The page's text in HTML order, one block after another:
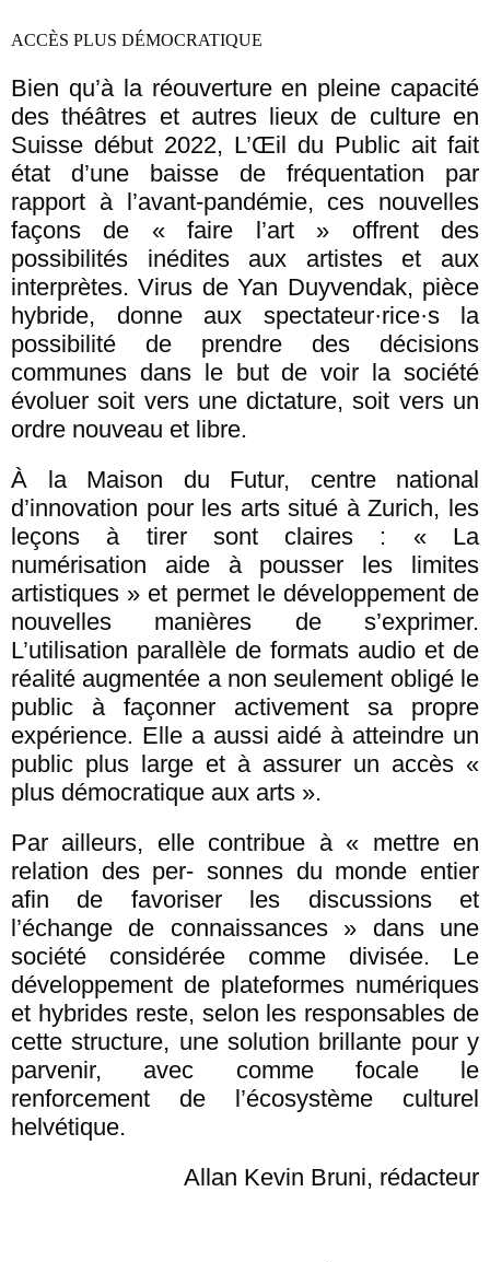
ACCÈS PLUS DÉMOCRATIQUE
Bien qu’à la réouverture en pleine capacité
des théâtres et autres lieux de culture en
Suisse début 2022, L’Œil du Public ait fait
état d’une baisse de fréquentation par
rapport à l’avant-pandémie, ces nouvelles
façons de « faire l’art » offrent des
possibilités inédites aux artistes et aux
interprètes. Virus de Yan Duyvendak, pièce
hybride, donne aux spectateur·rice·s la
possibilité de prendre des décisions
communes dans le but de voir la société
évoluer soit vers une dictature, soit vers un
ordre nouveau et libre.
À la Maison du Futur, centre national
d’innovation pour les arts situé à Zurich, les
leçons à tirer sont claires : « La
numérisation aide à pousser les limites
artistiques » et permet le développement de
nouvelles manières de s’exprimer.
L’utilisation parallèle de formats audio et de
réalité augmentée a non seulement obligé le
public à façonner activement sa propre
expérience. Elle a aussi aidé à atteindre un
public plus large et à assurer un accès «
plus démocratique aux arts ».
Par ailleurs, elle contribue à « mettre en
relation des per- sonnes du monde entier
afin de favoriser les discussions et
l’échange de connaissances » dans une
société considérée comme divisée. Le
développement de plateformes numériques
et hybrides reste, selon les responsables de
cette structure, une solution brillante pour y
parvenir, avec comme focale le
renforcement de l’écosystème culturel
helvétique.
Allan Kevin Bruni, rédacteur